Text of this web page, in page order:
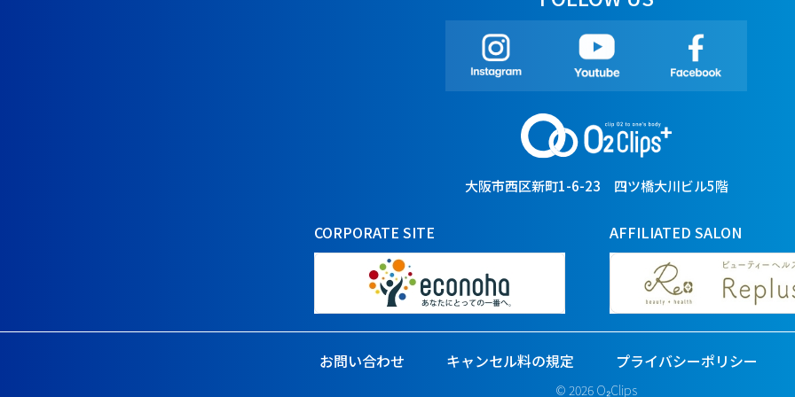
大阪市西区新町1-6-23 四ツ橋大川ビル5階
CORPORATE SITE AFFILIATED SALON
お問い合わせ キャンセル料の規定 プライバシーポリシー
© 2026 O₂Clips